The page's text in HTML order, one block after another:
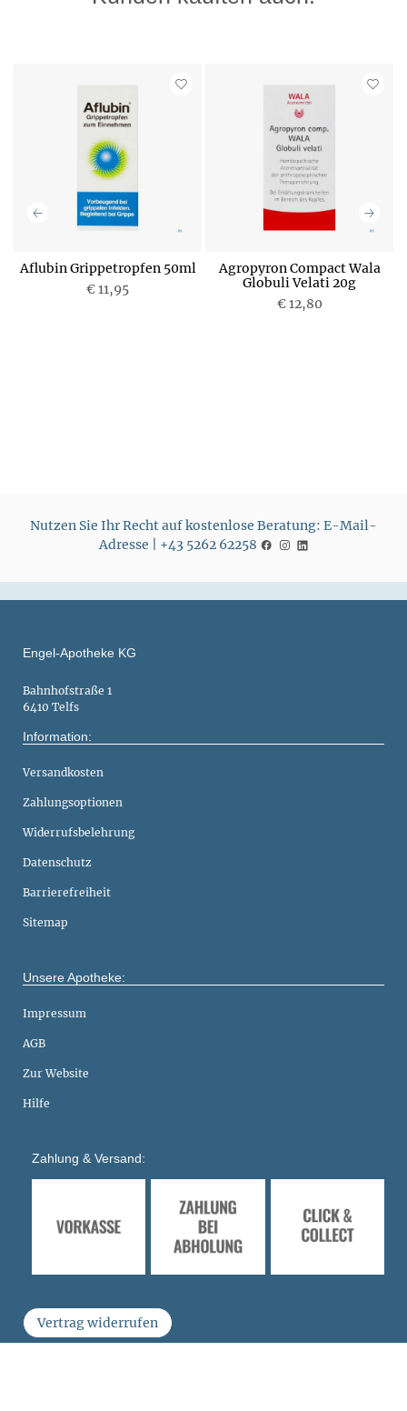
Aflubin Grippetropfen 50ml
€ 11,95
Agropyron Compact Wala
Globuli Velati 20g
€ 12,80
Nutzen Sie Ihr Recht auf kostenlose Beratung: E-Mail-
Adresse | +43 5262 62258
Engel-Apotheke KG
Bahnhofstraße 1
6410 Telfs
Information:
Versandkosten
Zahlungsoptionen
Widerrufsbelehrung
Datenschutz
Barrierefreiheit
Sitemap
Unsere Apotheke:
Impressum
AGB
Zur Website
Hilfe
Zahlung & Versand:
Vertrag widerrufen